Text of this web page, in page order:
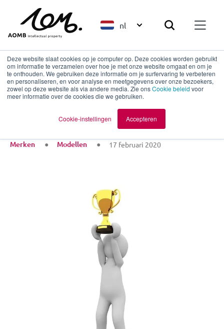
Deze website slaat cookies op je computer op. Deze cookies worden gebruikt
om informatie te verzamelen over hoe je met onze website omgaat en om je
te onthouden. We gebruiken deze informatie om je surfervaring te verbeteren
en personaliseren, en voor analyse en meetgegevens over onze bezoekers,
zowel op deze website als via andere media. Zie onsCookie beleid voor
meer informatie over de cookies die we gebruiken.
Cookie-instellingen Accepteren
nl
Terug naar overzicht
Design Award
Merken Modellen 17 februari 2020